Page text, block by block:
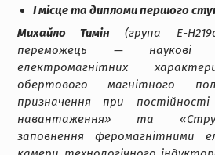
I місце та дипломи першого
Михайло Тимін (група Е-
переможець — наукові
електромагнітних
обертового магнітного
призначення при
навантаження» та
заповнення феромагнітними